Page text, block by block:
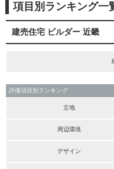
項目別ランキング一
建売住宅 ビルダー 近畿
評価項目別ランキング
立地
周辺環境
デザイン